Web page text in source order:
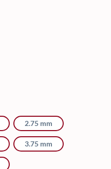
2.75 mm
3.75 mm